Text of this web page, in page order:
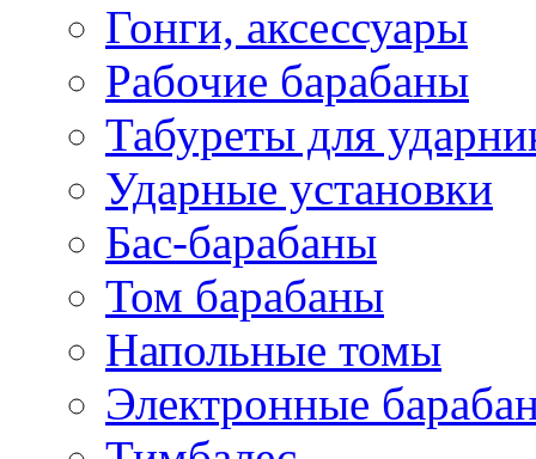
Гонги, аксессуары
Рабочие барабаны
Табуреты для
Ударные установки
Бас-барабаны
Том барабаны
Напольные томы
Электронные